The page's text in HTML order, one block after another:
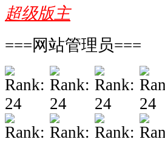
超级版主
===网站管理员===